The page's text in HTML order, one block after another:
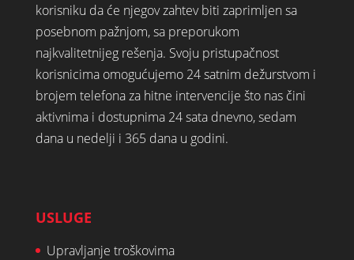
korisniku da će njegov zahtev biti zaprimljen sa
posebnom pažnjom, sa preporukom
najkvalitetnijeg rešenja. Svoju pristupačnost
korisnicima omogućujemo 24 satnim dežurstvom i
brojem telefona za hitne intervencije što nas čini
aktivnima i dostupnima 24 sata dnevno, sedam
dana u nedelji i 365 dana u godini.
USLUGE
Upravljanje troškovima